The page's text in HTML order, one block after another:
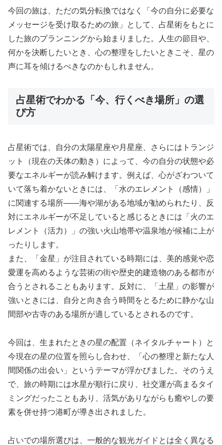
今回の旅は、ただの気分転換ではなく「今の自分に必要な
メッセージを受け取るための旅」として、占星術をもとに
した旅のプランニングから始まりました。人生の節目や、
何かを決断したいとき、心の整理をしたいときこそ、星の
声に耳を傾けるべきなのかもしれません。
占星術でわかる「今、行くべき場所」の選
び方
占星術では、自分の太陽星座や月星座、さらにはトランジ
ット（現在の天体の動き）によって、今の自分の状態や必
要なエネルギーが読み解けます。例えば、心がざわついて
いて落ち着かないときには、「水のエレメント（感情）」
に関連する場所――海や湖がある地域が勧められたり、反
対にエネルギーが不足していると感じるときには「火のエ
レメント（活力）」の強い火山地帯や温泉地が候補に上が
ったりします。
また、「金星」が注目されている時期には、美的感覚や恋
愛運を高めるような芸術の街や歴史的建造物のある都市が
合うとされることもあります。反対に、「土星」の影響が
強いときには、自分と向き合う時間をとるために静かな山
間部や古寺のある場所が適しているとされるのです。
今回は、生まれたときの星の配置（ネイタルチャート）と
今現在の星の位置を照らし合わせ、「心の整理と新たな人
間関係の出会い」というテーマが浮かびました。そのうえ
で、旅の時期には水星が順行に戻り、社交運が高まるタイ
ミングだったこともあり、活気がありながらも癒やしの要
素を併せ持つ港町が導き出されました。
占いでの場所選びは、一般的な観光ガイドとは全く異なる